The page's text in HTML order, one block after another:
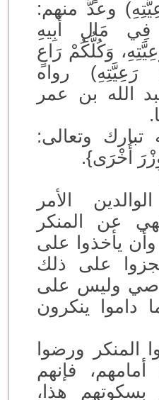
وعدَّ منهم:
فِي مَالِ أَبِيهِ
وَكُلُّكُمْ رَاعٍ
رواه
الله بن عمر
تبارك وتعالى:
أُخْرَى}.
الأمر
عن المنكر
وأن يأخذوا على
على ذلك
وليس على
داموا ينكرون
المنكر ورضوا
فإنهم
بسكوتهم هذا،